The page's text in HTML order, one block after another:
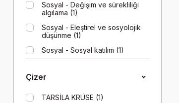
Sosyal - Değişim ve sürekliliği
algılama (1)
Sosyal - Eleştirel ve sosyolojik
düşünme (1)
Sosyal - Sosyal katılım (1)
Türkçe - Okuma (1)
Çizer
TARSİLA KRÜSE (1)